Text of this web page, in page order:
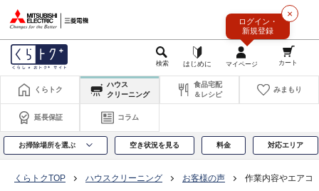
×
ログイン・
新規登録
くらトク
ハウス
クリーニング
食品宅配
＆レシピ
みまもり
延長保証 コラム
お掃除場所を選ぶ 空き状況を見る 料金 対応エリア
くらトクTOP ハウスクリーニング お客様の声 作業内容やエアコ